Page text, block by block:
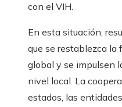
con el VIH.
En esta situación,
que se restablezca la
global y se impulsen
nivel local. La
estados, las